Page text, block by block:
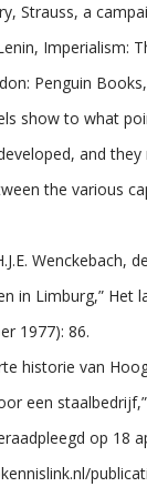
Strauss, a
Imperialism:
Penguin
show to what
and
the various
Wenckebach,
in Limburg,” Het
1977): 86.
historie van
een
op 18